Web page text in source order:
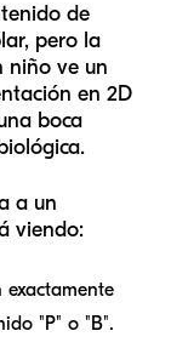
de
pero la
niño ve un
en 2D
boca
a un
viendo:
exactamente
"P" o "B".